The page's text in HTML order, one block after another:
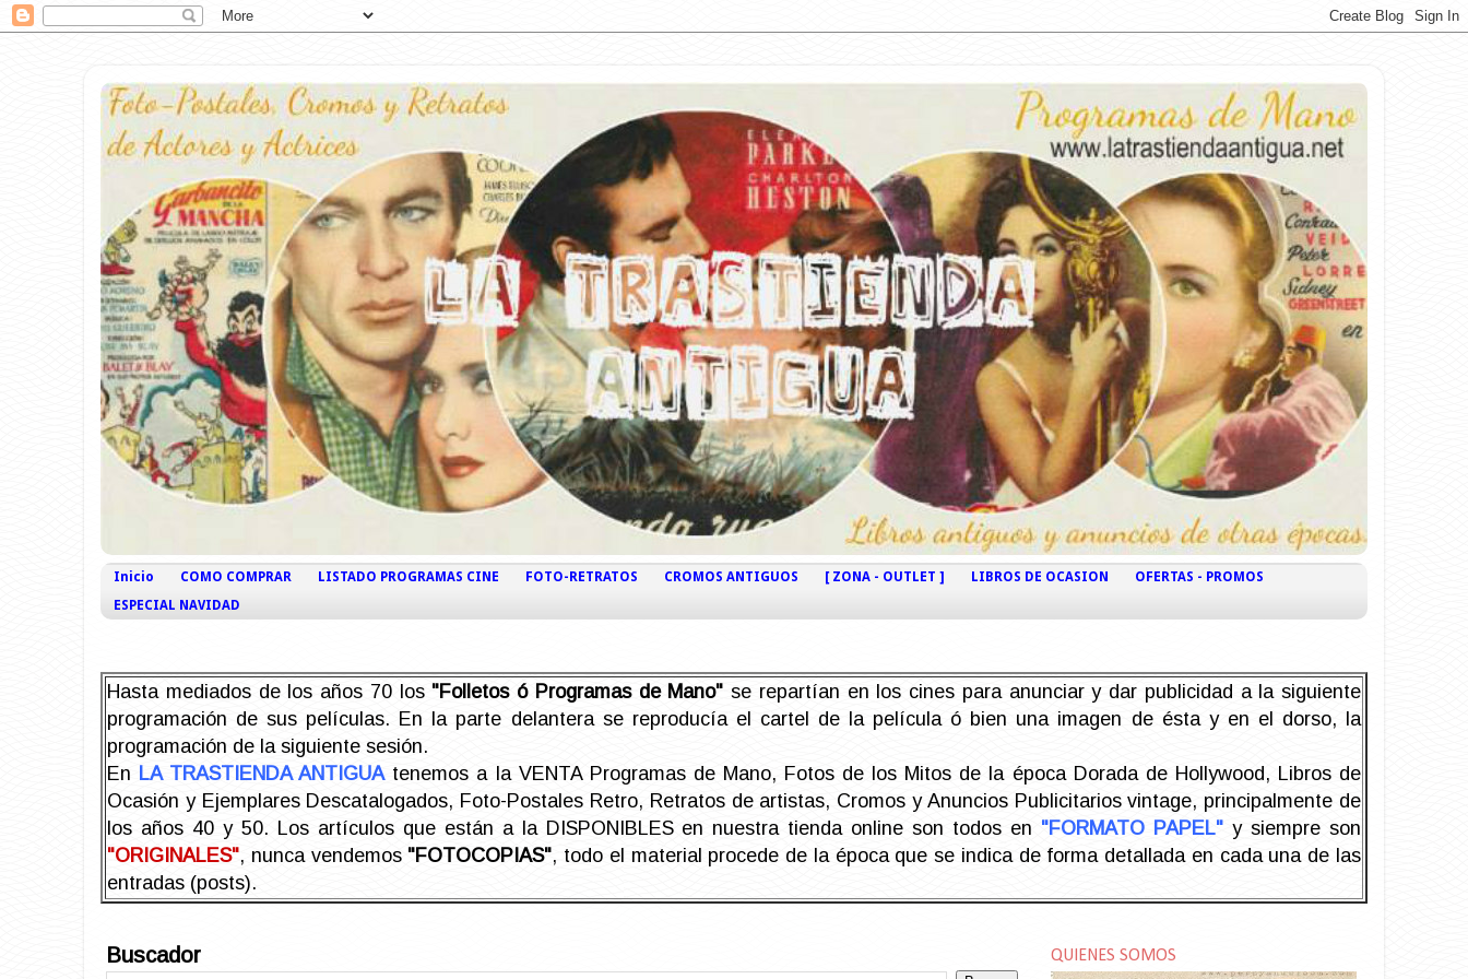
Inicio COMO COMPRAR LISTADO PROGRAMAS CINE FOTO-RETRATOS CROMOS ANTIGUOS [ ZONA - OUTLET ] LIBROS DE OCASION
OFERTAS - PROMOS
ESPECIAL NAVIDAD
Hasta mediados de los años 70 los "Folletos ó Programas de Mano" se repartían en los cines para anunciar y dar publicidad a la siguiente
programación de sus películas. En la parte delantera se reproducía el cartel de la película ó bien una imagen de ésta y en el dorso, la
programación de la siguiente sesión.
En LA TRASTIENDA ANTIGUAtenemos a la VENTA Programas de Mano, Fotos de los Mitos de la época Dorada de Hollywood, Libros de
Ocasión y Ejemplares Descatalogados, Foto-Postales Retro, Retratos de artistas, Cromos y Anuncios Publicitarios vintage, principalmente de
los años 40 y 50. Los artículos que están a la DISPONIBLES en nuestra tienda online son todos en "FORMATO PAPEL" y siempre son
"ORIGINALES", nunca vendemos "FOTOCOPIAS", todo el material procede de la época que se indica de forma detallada en cada una de las
entradas (posts).
Buscador QUIENES SOMOS